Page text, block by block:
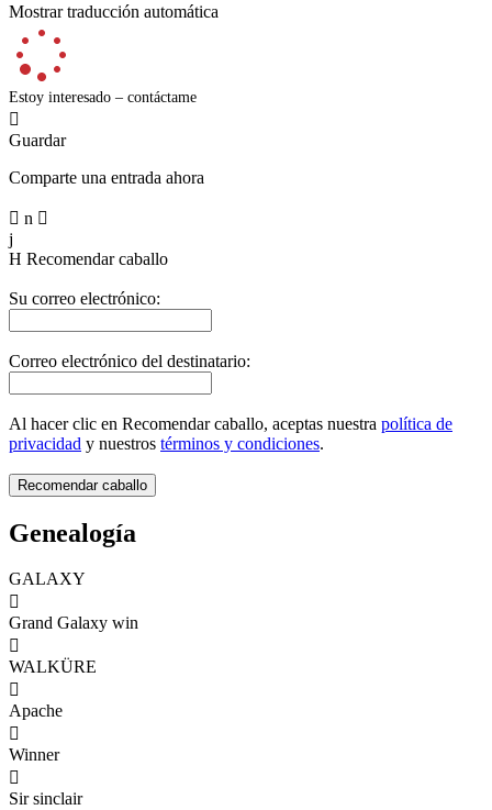
Mostrar traducción automática
Estoy interesado – contáctame

Guardar
Comparte una entrada ahora
 n 
j
H Recomendar caballo
Su correo electrónico:
Correo electrónico del destinatario:
Al hacer clic en Recomendar caballo, aceptas nuestra política de
privacidad y nuestros términos y condiciones.
Genealogía
GALAXY

Grand Galaxy win

WALKÜRE

Apache

Winner

Sir sinclair